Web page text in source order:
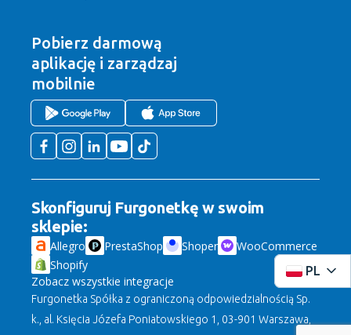
PL
Pobierz darmową
aplikację i zarządzaj
mobilnie
Skonfiguruj Furgonetkę w swoim
sklepie:
Allegro PrestaShop Shoper
WooCommerce
Shopify
Zobacz wszystkie integracje
Furgonetka Spółka z ograniczoną odpowiedzialnością Sp.
k., al. Księcia Józefa Poniatowskiego 1, 03-901 Warszawa,